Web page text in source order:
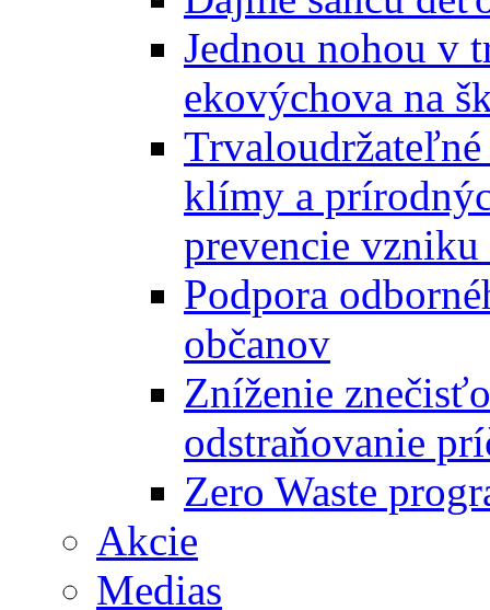
Jednou nohou v
ekovýchova na
klímy a
prevencie vzniku
Podpora
občanov
Zníženie
odstraňovanie
Zero Waste
Akcie
Medias